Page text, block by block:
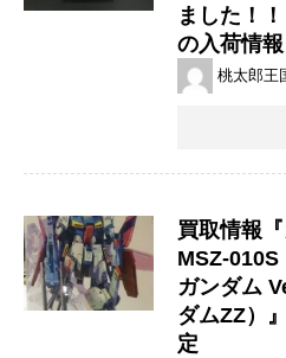
ました！
の入荷情報
桃太郎王
買取情報
MSZ-
ガンダム
ダムZZ）
定